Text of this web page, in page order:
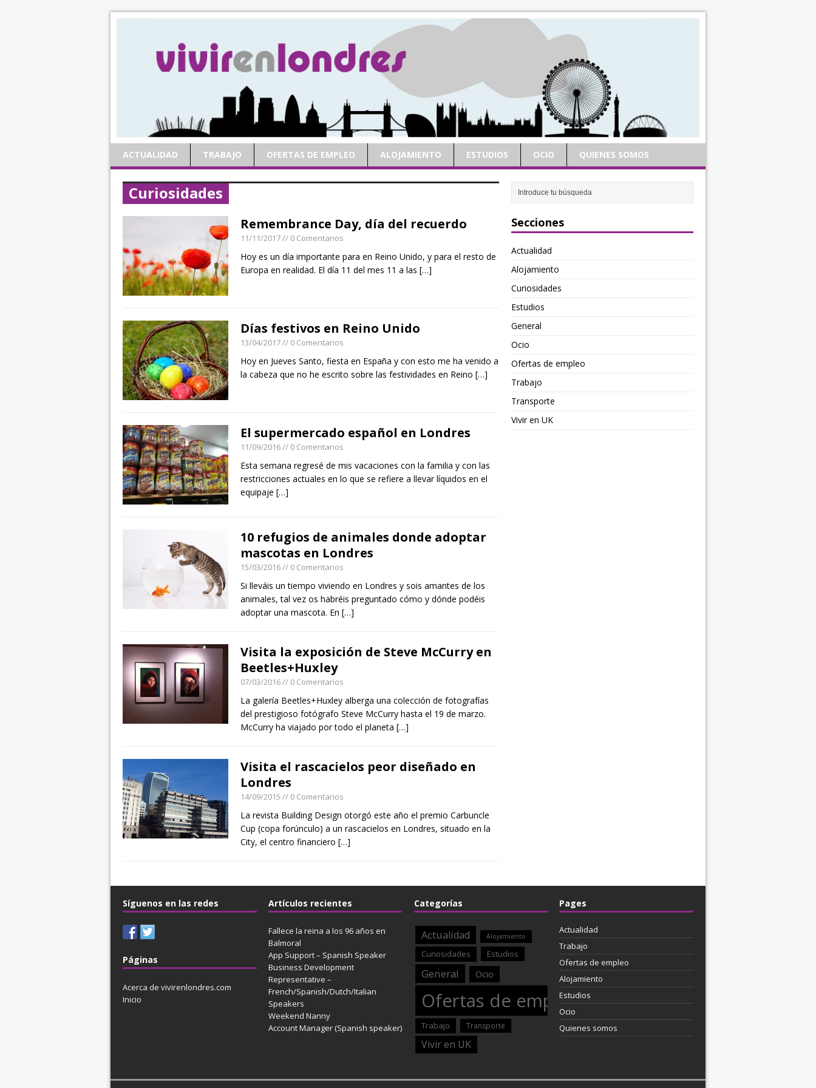
ACTUALIDAD TRABAJO OFERTAS DE EMPLEO ALOJAMIENTO ESTUDIOS OCIO QUIENES SOMOS
Curiosidades
Remembrance Day, día del recuerdo
11/11/2017// 0 Comentarios
Hoy es un día importante para en Reino Unido, y para el resto de
Europa en realidad. El día 11 del mes 11 a las […]
Días festivos en Reino Unido
13/04/2017// 0 Comentarios
Hoy en Jueves Santo, fiesta en España y con esto me ha venido a
la cabeza que no he escrito sobre las festividades en Reino […]
El supermercado español en Londres
11/09/2016// 0 Comentarios
Esta semana regresé de mis vacaciones con la familia y con las
restricciones actuales en lo que se refiere a llevar líquidos en el
equipaje […]
10 refugios de animales donde adoptar
mascotas en Londres
15/03/2016// 0 Comentarios
Si lleváis un tiempo viviendo en Londres y sois amantes de los
animales, tal vez os habréis preguntado cómo y dónde podéis
adoptar una mascota. En […]
Visita la exposición de Steve McCurry en
Beetles+Huxley
07/03/2016// 0 Comentarios
La galería Beetles+Huxley alberga una colección de fotografías
del prestigioso fotógrafo Steve McCurry hasta el 19 de marzo.
McCurry ha viajado por todo el planeta […]
Visita el rascacielos peor diseñado en
Londres
14/09/2015 // 0 Comentarios
La revista Building Design otorgó este año el premio Carbuncle
Cup (copa forúnculo) a un rascacielos en Londres, situado en la
City, el centro financiero […]
Secciones
Actualidad
Alojamiento
Curiosidades
Estudios
General
Ocio
Ofertas de empleo
Trabajo
Transporte
Vivir en UK
Síguenos en las redes
Páginas
Acerca de vivirenlondres.com
Inicio
Artículos recientes
Fallece la reina a los 96 años en
Balmoral
App Support – Spanish Speaker
Business Development
Representative –
French/Spanish/Dutch/Italian
Speakers
Weekend Nanny
Account Manager (Spanish speaker)
Categorías
Actualidad Alojamiento
Curiosidades Estudios
General Ocio
Ofertas de empleo
Trabajo Transporte
Vivir en UK
Pages
Actualidad
Trabajo
Ofertas de empleo
Alojamiento
Estudios
Ocio
Quienes somos